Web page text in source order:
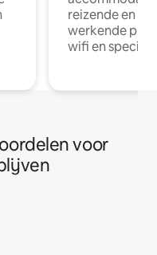
reizende en
werkende
wifi en
voor